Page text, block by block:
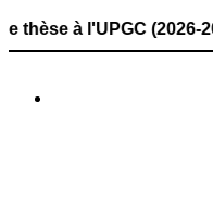
à l'UPGC (2026-